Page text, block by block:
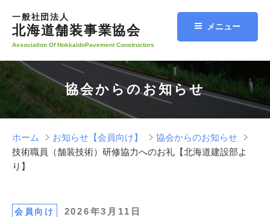
ツ
へ
ス
一般社団法人
北海道舗装事業協会
Association Of HokkaidoPavement Constructors
メニュー
協会からのお知らせ
ホーム お知らせ【会員向け】
協会からのお知らせ
技術職員（舗装技術）研修協力へのお礼【北海道建設部よ
り】
会員向け
投
2026年3月11日